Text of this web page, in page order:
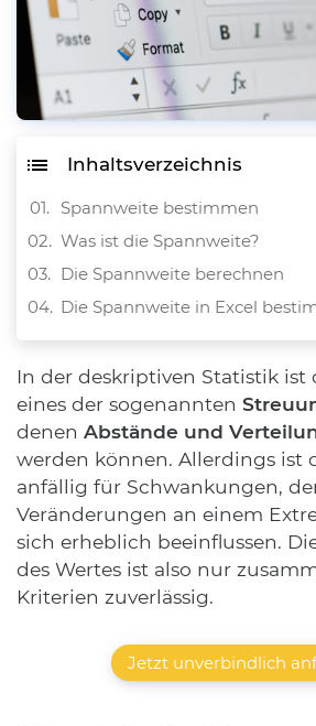
Inhaltsverzeichnis
Spannweite bestimmen
Was ist die Spannweite?
Die Spannweite berechnen
Die Spannweite in Excel
In der deskriptiven Statistik ist
eines der sogenannten
denen Abstände und
werden können. Allerdings ist
anfällig für Schwankungen,
Veränderungen an einem
sich erheblich beeinflussen.
des Wertes ist also nur
Kriterien zuverlässig.
Jetzt unverbindlich